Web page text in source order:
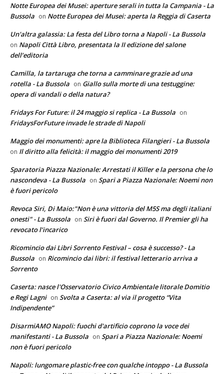
Notte Europea dei Musei: aperture serali in tutta la Campania - La
Bussola on Notte Europea dei Musei: aperta la Reggia di Caserta
Un'altra galassia: La festa del Libro torna a Napoli - La Bussola
on Napoli Città Libro, presentata la II edizione del salone
dell’editoria
Camilla, la tartaruga che torna a camminare grazie ad una
rotella - La Bussola on Giallo sulla morte di una testuggine:
opera di vandali o della natura?
Fridays For Future: il 24 maggio si replica - La Bussola on
FridaysForFuture invade le strade di Napoli
Maggio dei monumenti: apre la Biblioteca Filangieri - La Bussola
on Il diritto alla felicità: il maggio dei monumenti 2019
Sparatoria Piazza Nazionale: Arrestati il Killer e la persona che lo
nascondeva - La Bussola on Spari a Piazza Nazionale: Noemi non
è fuori pericolo
Revoca Siri, Di Maio:"Non è una vittoria del M5S ma degli italiani
onesti" - La Bussola on Siri è fuori dal Governo. Il Premier gli ha
revocato l’incarico
Ricomincio dai Libri Sorrento Festival – cosa è successo? - La
Bussola on Ricomincio dai libri: il festival letterario arriva a
Sorrento
Caserta: nasce l'Osservatorio Civico Ambientale litorale Domitio
e Regi Lagni on Svolta a Caserta: al via il progetto “Vita
Indipendente”
DisarmiAMO Napoli: fuochi d'artificio coprono la voce dei
manifestanti - La Bussola on Spari a Piazza Nazionale: Noemi
non è fuori pericolo
Napoli: lungomare plastic-free con qualche intoppo - La Bussola